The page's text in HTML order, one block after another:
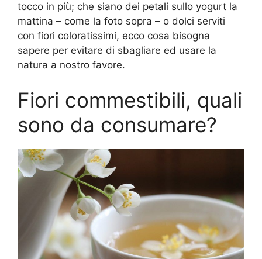
tocco in più; che siano dei petali sullo yogurt la
mattina – come la foto sopra – o dolci serviti
con fiori coloratissimi, ecco cosa bisogna
sapere per evitare di sbagliare ed usare la
natura a nostro favore.
Fiori commestibili, quali
sono da consumare?